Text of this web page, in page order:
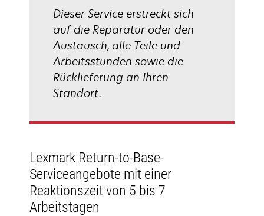
Dieser Service erstreckt sich
auf die Reparatur oder den
Austausch, alle Teile und
Arbeitsstunden sowie die
Rücklieferung an Ihren
Standort.
Lexmark Return-to-Base-
Serviceangebote mit einer
Reaktionszeit von 5 bis 7
Arbeitstagen